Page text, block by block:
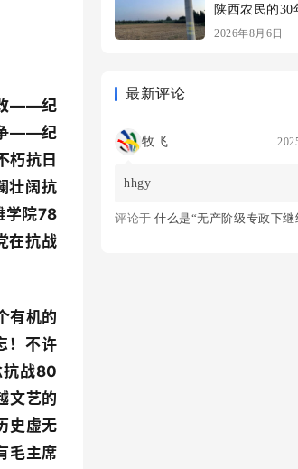
改——纪
争——纪
朽抗日
壮阔抗
学院78
在抗战
有机的
！不许
战80
文艺的
史虚无
毛主席
陕西农民的30
2026年8月6日
最新评论
牧飞龙ae
hhgy
评论于什么是“无产阶级专政下继续革